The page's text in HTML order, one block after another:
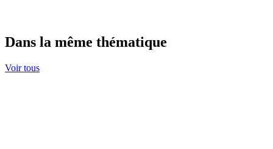
Dans la même thématique
Voir tous